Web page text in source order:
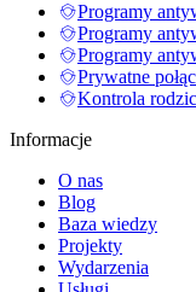
Programy
Programy
Programy
Prywatne
Kontrola
Informacje
O nas
Blog
Baza wiedzy
Projekty
Wydarzenia